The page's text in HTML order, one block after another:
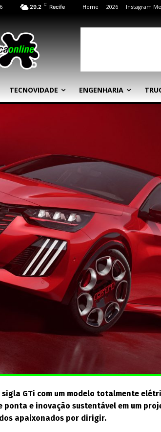
29.2 C Recife Home 2026 Instagram
TECNOVIDADE ENGENHARIA
GTi com um modelo totalmente
ponta e inovação sustentável em um
apaixonados por dirigir.